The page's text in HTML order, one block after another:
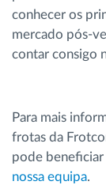
conhecer os
mercado pós-
contar consigo
Para mais
frotas da
pode beneficiar
nossa equipa.